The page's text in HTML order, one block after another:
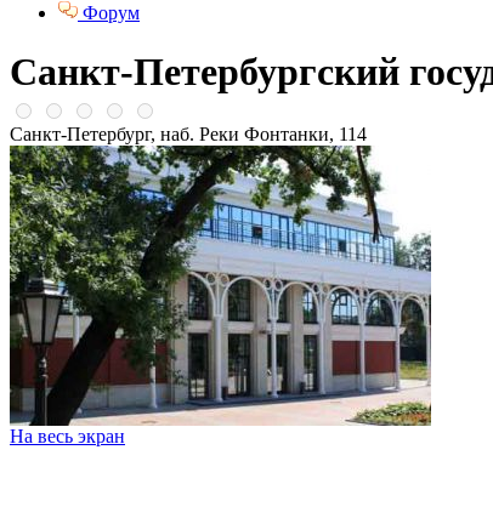
Форум
Санкт-Петербургский
Санкт-Петербург, наб. Реки Фонтанки, 114
На весь экран